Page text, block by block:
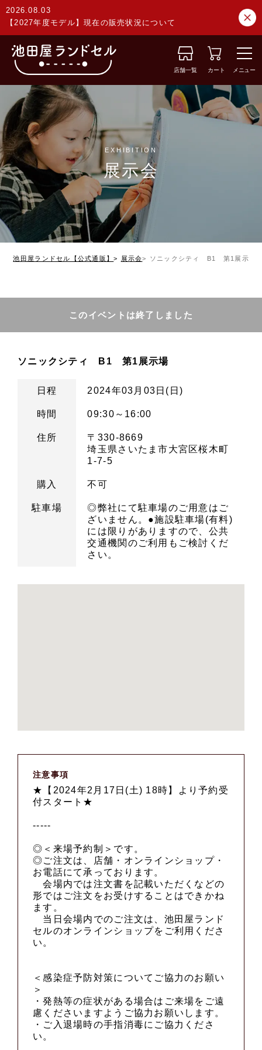
2026.08.03
【2027年度モデル】現在の販売状況について
店舗一覧 カート メニュー
EXHIBITION
展示会
池田屋ランドセル【公式通販】 展示会 ソニックシティ B1 第1展示場
このイベントは終了しました
ソニックシティ B1 第1展示場
日程 2024年03月03日(日)
時間 09:30～16:00
住所
〒330-8669
埼玉県さいたま市大宮区桜木町
1-7-5
購入 不可
駐車場
◎弊社にて駐車場のご用意はご
ざいません。●施設駐車場(有料)
には限りがありますので、公共
交通機関のご利用もご検討くだ
さい。
注意事項
★【2024年2月17日(土) 18時】より予約受
付スタート★
-----
◎＜来場予約制＞です。
◎ご注文は、店舗・オンラインショップ・
お電話にて承っております。
会場内では注文書を記載いただくなどの
形ではご注文をお受けすることはできかね
ます。
当日会場内でのご注文は、池田屋ランド
セルのオンラインショップをご利用くださ
い。
＜感染症予防対策についてご協力のお願い
＞
・発熱等の症状がある場合はご来場をご遠
慮くださいますようご協力お願いします。
・ご入退場時の手指消毒にご協力くださ
い。